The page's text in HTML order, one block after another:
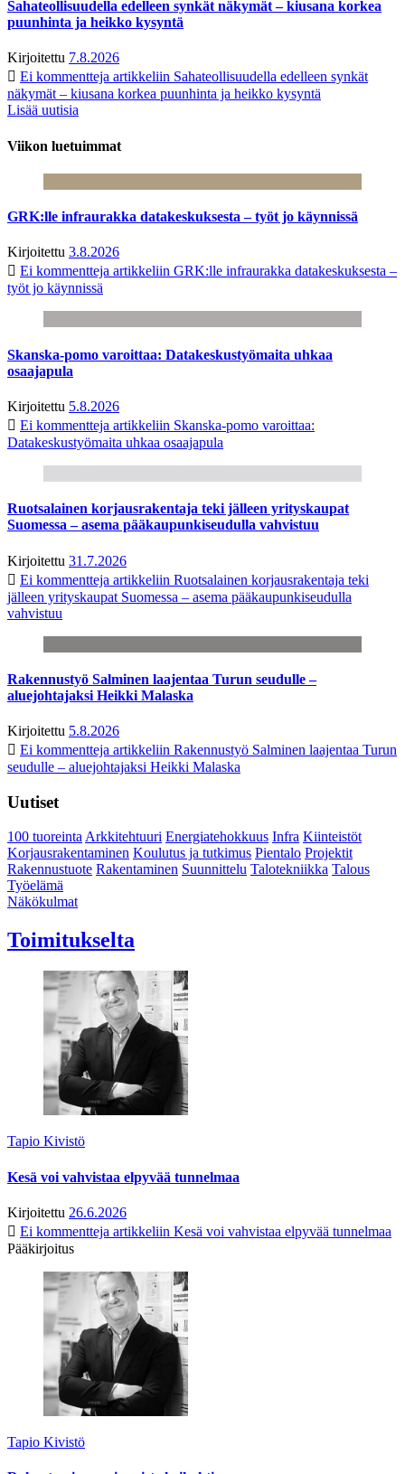
Sahateollisuudella edelleen synkät näkymät – kiusana korkea
puunhinta ja heikko kysyntä
Kirjoitettu 7.8.2026
Ei kommentteja artikkeliin Sahateollisuudella edelleen synkät
näkymät – kiusana korkea puunhinta ja heikko kysyntä
Lisää uutisia
Viikon luetuimmat
GRK:lle infraurakka datakeskuksesta – työt jo käynnissä
Kirjoitettu 3.8.2026
Ei kommentteja artikkeliin GRK:lle infraurakka datakeskuksesta –
työt jo käynnissä
Skanska-pomo varoittaa: Datakeskustyömaita uhkaa
osaajapula
Kirjoitettu 5.8.2026
Ei kommentteja artikkeliin Skanska-pomo varoittaa:
Datakeskustyömaita uhkaa osaajapula
Ruotsalainen korjausrakentaja teki jälleen yrityskaupat
Suomessa – asema pääkaupunkiseudulla vahvistuu
Kirjoitettu 31.7.2026
Ei kommentteja artikkeliin Ruotsalainen korjausrakentaja teki
jälleen yrityskaupat Suomessa – asema pääkaupunkiseudulla
vahvistuu
Rakennustyö Salminen laajentaa Turun seudulle –
aluejohtajaksi Heikki Malaska
Kirjoitettu 5.8.2026
Ei kommentteja artikkeliin Rakennustyö Salminen laajentaa Turun
seudulle – aluejohtajaksi Heikki Malaska
Uutiset
100 tuoreintaArkkitehtuuri Energiatehokkuus Infra Kiinteistöt
Korjausrakentaminen Koulutus ja tutkimus Pientalo Projektit
Rakennustuote Rakentaminen Suunnittelu Talotekniikka Talous
Työelämä
Näkökulmat
Toimitukselta
Tapio Kivistö
Kesä voi vahvistaa elpyvää tunnelmaa
Kirjoitettu 26.6.2026
Ei kommentteja artikkeliin Kesä voi vahvistaa elpyvää tunnelmaa
Pääkirjoitus
Tapio Kivistö